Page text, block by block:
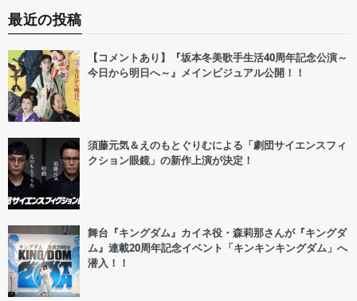
最近の投稿
【コメントあり】『坂本冬美歌手生活40周年記念公演～
今日から明日へ～』メインビジュアル公開！！
須藤元気＆えのもとぐりむによる「劇団サイエンスフィ
クション眼鏡」の新作上演が決定！
舞台『キングダム』カイネ役・森莉那さんが『キングダ
ム』連載20周年記念イベント「キンキンキングダム」へ
潜入！！